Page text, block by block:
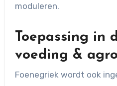
moduleren.
Toepassing in
voeding &
Foenegriek wordt ook